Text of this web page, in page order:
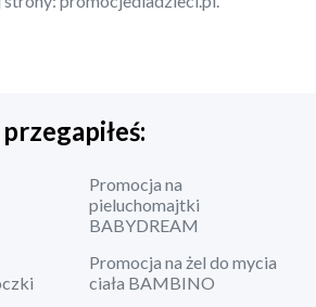
Promocja na
pieluchomajtki
BABYDREAM
Promocja na żel do mycia
ciała BAMBINO